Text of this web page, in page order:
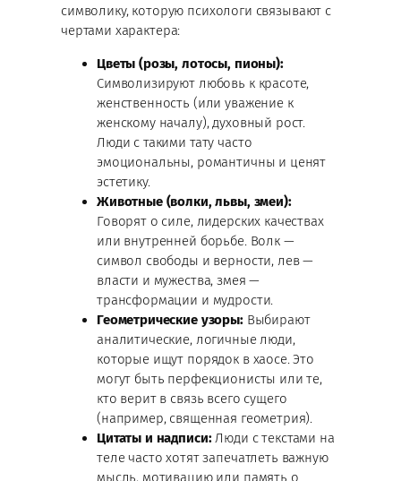
символику, которую психологи связывают с
чертами характера:
Цветы (розы, лотосы, пионы):
Символизируют любовь к красоте,
женственность (или уважение к
женскому началу), духовный рост.
Люди с такими тату часто
эмоциональны, романтичны и ценят
эстетику.
Животные (волки, львы, змеи):
Говорят о силе, лидерских качествах
или внутренней борьбе. Волк —
символ свободы и верности, лев —
власти и мужества, змея —
трансформации и мудрости.
Геометрические узоры:Выбирают
аналитические, логичные люди,
которые ищут порядок в хаосе. Это
могут быть перфекционисты или те,
кто верит в связь всего сущего
(например, священная геометрия).
Цитаты и надписи:Люди с текстами на
теле часто хотят запечатлеть важную
мысль, мотивацию или память о